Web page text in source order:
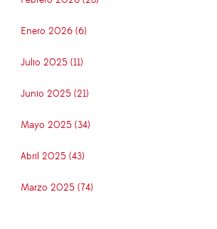
Enero 2026 (6)
Julio 2025 (11)
Junio 2025 (21)
Mayo 2025 (34)
Abril 2025 (43)
Marzo 2025 (74)